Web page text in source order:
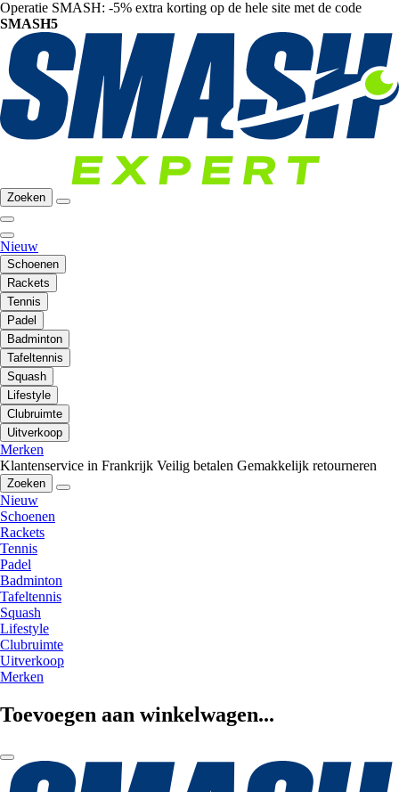
Operatie SMASH: -5% extra korting op de hele site met de code
SMASH5
Zoeken
Nieuw
Schoenen
Rackets
Tennis
Padel
Badminton
Tafeltennis
Squash
Lifestyle
Clubruimte
Uitverkoop
Merken
Klantenservice in Frankrijk Veilig betalen Gemakkelijk retourneren
Zoeken
Nieuw
Schoenen
Rackets
Tennis
Padel
Badminton
Tafeltennis
Squash
Lifestyle
Clubruimte
Uitverkoop
Merken
Toevoegen aan winkelwagen...